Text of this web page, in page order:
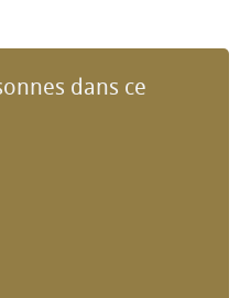
dans ce